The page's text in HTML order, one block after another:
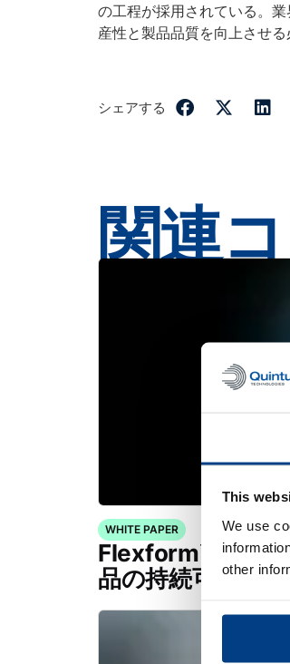
This
We use
other
の工程が採用されている。
産性と製品品質を向上させる
シェアする
関連
WHITE PAPER
Flexform™を用い
品の持続可能な